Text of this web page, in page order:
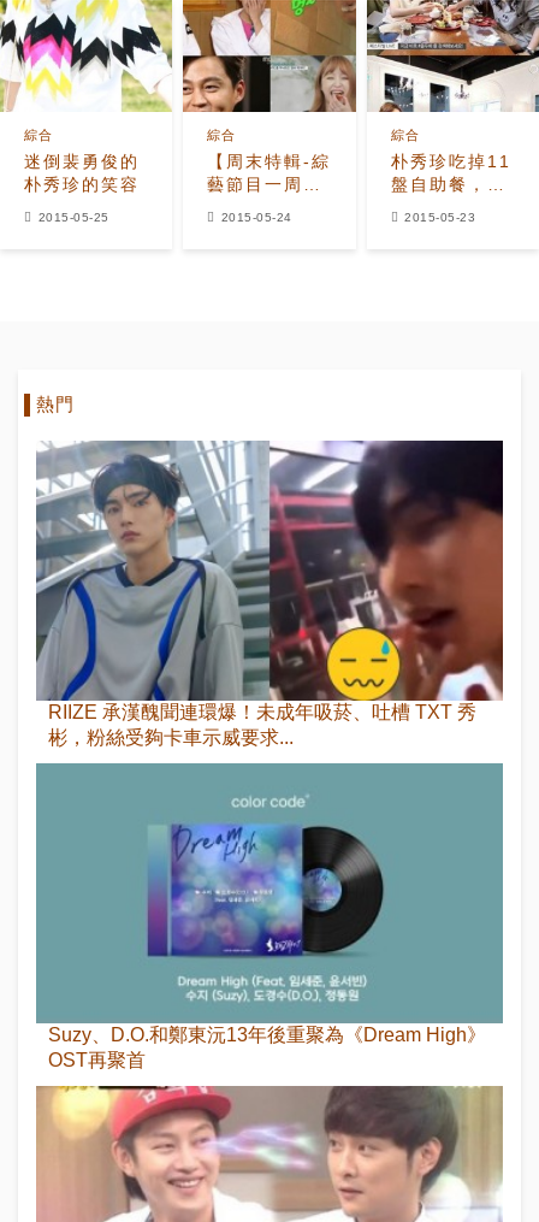
迷倒裴勇俊的
朴秀珍的笑容
綜合
2015-05-25
【周末特輯-綜
藝節目一周回
綜合
2015-05-24
朴秀珍吃掉11
盤自助餐，
綜合
2015-05-23
熱門
RIIZE 承漢醜聞連環爆！未成年吸菸、吐槽 TXT 秀
彬，粉絲受夠卡車示威要求...
Suzy、D.O.和鄭東沅13年後重聚為《Dream High》
OST再聚首